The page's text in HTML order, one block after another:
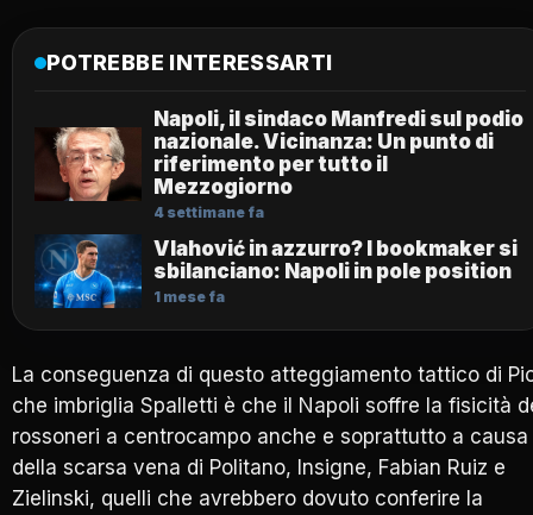
POTREBBE INTERESSARTI
Napoli, il sindaco Manfredi sul podio
nazionale. Vicinanza: Un punto di
riferimento per tutto il
Mezzogiorno
4 settimane fa
Vlahović in azzurro? I bookmaker si
sbilanciano: Napoli in pole position
1 mese fa
La conseguenza di questo atteggiamento tattico di
che imbriglia Spalletti è che il Napoli soffre la fisicità
rossoneri a centrocampo anche e soprattutto a causa
della scarsa vena di Politano, Insigne, Fabian Ruiz e
Zielinski, quelli che avrebbero dovuto conferire la